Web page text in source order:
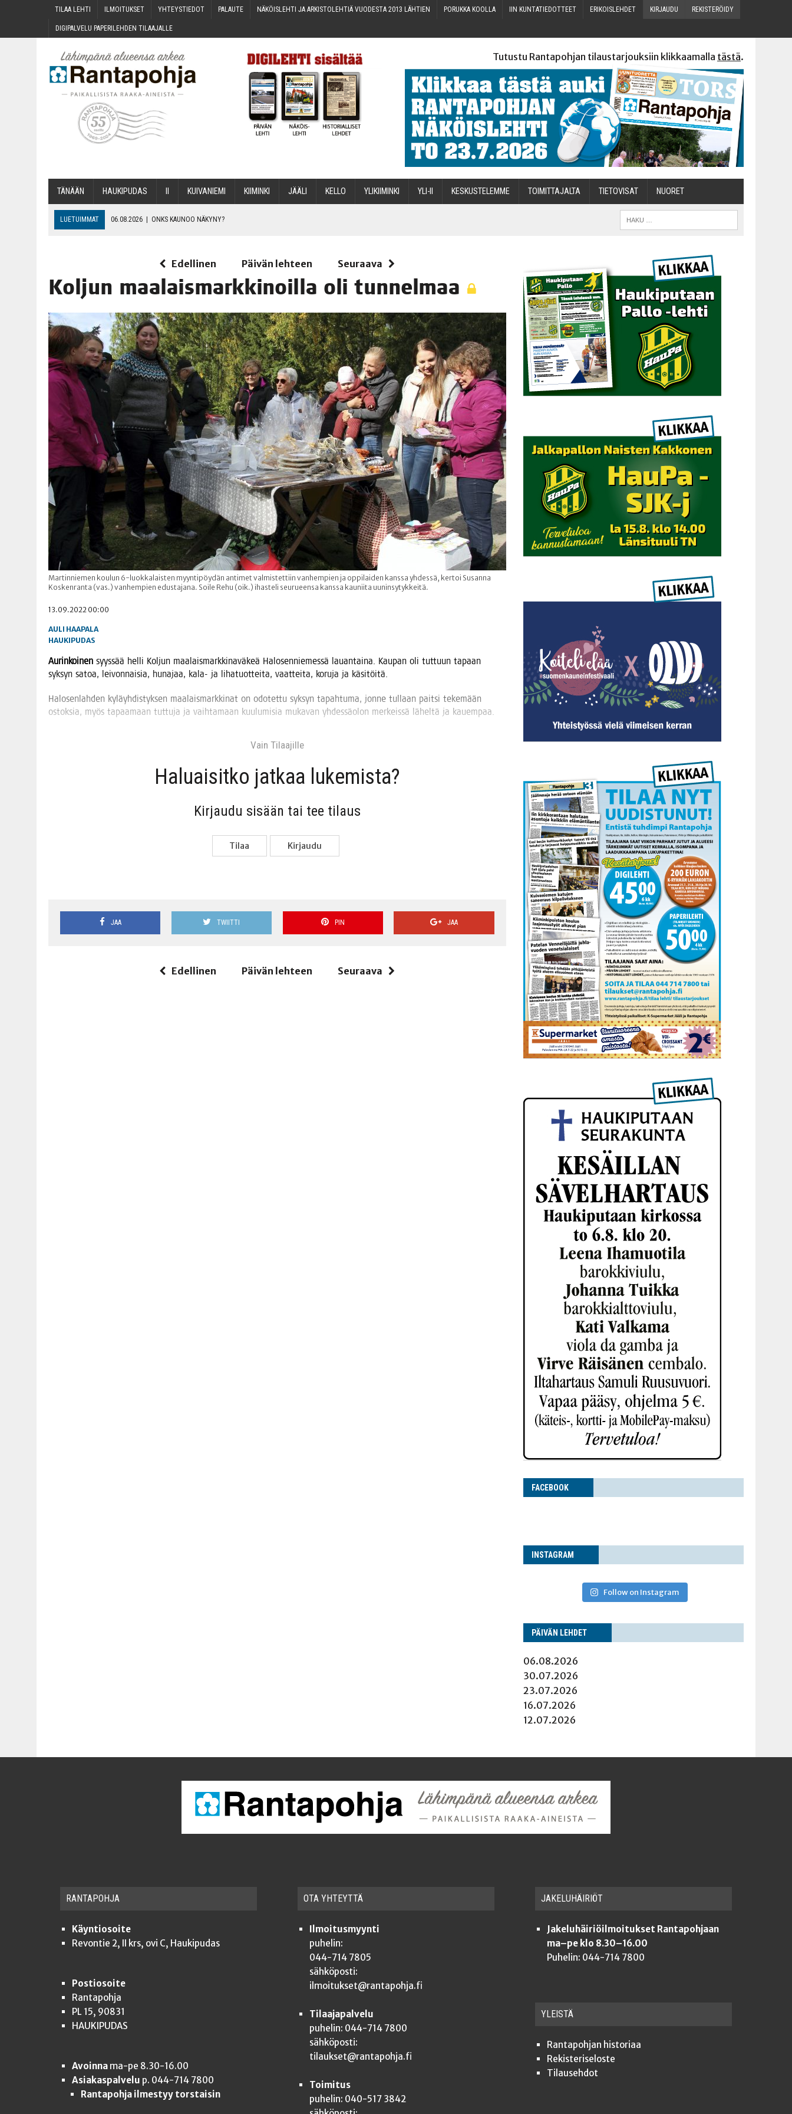
TILAA LEH­TI ILMOI­TUK­SET YHTEYS­TIE­DOT PALAU­TE NÄKÖIS­LEH­TI JA ARKIS­TO­LEH­TIÄ VUO­DES­TA 2013 LÄHTIEN PORUK­KA KOOLLA IIN KUN­TA­TIE­DOT­TEET ERI­KOIS­LEH­DET KIR­JAU­DU REKIS­TE­RÖI­DY
DIGI­PAL­VE­LU PAPE­RI­LEH­DEN TILAAJALLE
Tutustu Rantapohjan tilaustarjouksiin klikkaamalla tästä.
TÄNÄÄN HAU­KI­PU­DAS KUI­VA­NIE­MI KII­MIN­KI JÄÄ­LI KEL­LO YLI­KII­MIN­KI YLI-II KES­KUS­TE­LEM­ME TOI­MIT­TA­JAL­TA TIETOVISAT NUO­RET
LUETUIMMAT 06.08.2026 | ONKS KAU­NOO NÄKYNY?
OPIN­TOI­HIN KAN­SA­LAIS­OPIS­TOS­SA VOI SAA­DA AVUSTUSTA
06.08.2026 TOI­VEI­DEN KOTI IISTÄ!
06.08.2026 | KII­MIN­KI­PÄI­VÄT JÄR­JES­TE­TÄÄN PERIN­TEI­TÄ KUNNIOITTAEN
Edellinen Päivän lehteen Seuraava
Kol­jun maa­lais­mark­ki­noil­la oli tunnelmaa
Martinniemen koulun 6-luokkalaisten myyntipöydän antimet valmistettiin vanhempien ja oppilaiden kanssa yhdessä, kertoi Susanna
Koskenranta (vas.) vanhempien edustajana. Soile Rehu (oik.) ihasteli seurueensa kanssa kauniita uuninsytykkeitä.
13.09.2022 00:00
AULI HAAPALA
HAUKIPUDAS
Aurin­koi­nen syys­sää hel­li Kol­jun maa­lais­mark­ki­na­vä­keä Halo­sen­nie­mes­sä lau­an­tai­na. Kau­pan oli tut­tuun tapaan
syk­syn satoa, lei­von­nai­sia, huna­jaa, kala- ja liha­tuot­tei­ta, vaat­tei­ta, koru­ja ja käsitöitä.
Halo­sen­lah­den kyläyh­dis­tyk­sen maa­lais­mark­ki­nat on odo­tet­tu syk­syn tapah­tu­ma, jon­ne tul­laan pait­si teke­mään
ostok­sia, myös tapaa­maan tut­tu­ja ja vaih­ta­maan kuu­lu­mi­sia muka­van yhdes­sä­olon mer­keis­sä lähel­tä ja kauempaa.
Vain Tilaa­jil­le
Haluai­sit­ko jat­kaa lukemista?
Kir­jau­du sisään tai tee tilaus
Tilaa Kir­jau­du
JAA TWIITTI PIN JAA
Edellinen Päivän lehteen Seuraava
FACE­BOOK
INS­TA­GRAM
Follow on Instagram
PÄI­VÄN LEHDET
06.08.2026
30.07.2026
23.07.2026
16.07.2026
12.07.2026
RAN­TA­POH­JA
Käyntiosoite
Revontie 2, II krs, ovi C, Haukipudas
Postiosoite
Rantapohja
PL 15, 90831
HAUKIPUDAS
Avoinna ma-pe 8.30-16.00
Asiakaspalvelu p. 044-714 7800
Rantapohja ilmestyy torstaisin
OTA YHTEYT­TÄ
Ilmoitusmyynti
puhelin:
044-714 7805
sähköposti:
ilmoitukset@rantapohja.fi
Tilaajapalvelu
puhelin: 044-714 7800
sähköposti:
tilaukset@rantapohja.fi
Toimitus
puhelin: 040-517 3842
JAKE­LU­HÄI­RIÖT
Jakeluhäiriöilmoitukset Rantapohjaan
ma–pe klo 8.30–16.00
Puhelin: 044-714 7800
YLEISTÄ
Ran­ta­poh­jan historiaa
Rekis­te­ri­se­los­te
Tilauseh­dot